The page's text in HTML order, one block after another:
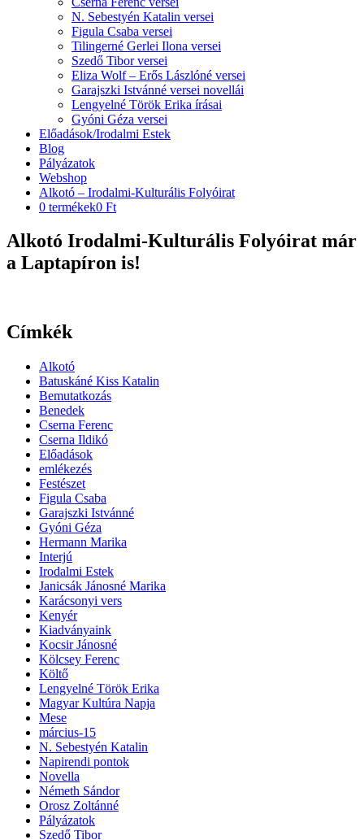
N. Sebestyén Katalin versei
Figula Csaba versei
Tilingerné Gerlei Ilona versei
Szedő Tibor versei
Eliza Wolf – Erős Lászlóné versei
Garajszki Istvánné versei novellái
Lengyelné Török Erika írásai
Gyóni Géza versei
Előadások/Irodalmi Estek
Blog
Pályázatok
Webshop
Alkotó – Irodalmi-Kulturális Folyóirat
0 termékek0 Ft
Alkotó Irodalmi-Kulturális Folyóirat már
a Laptapíron is!
Címkék
Alkotó
Batuskáné Kiss Katalin
Bemutatkozás
Benedek
Cserna Ferenc
Cserna Ildikó
Előadások
emlékezés
Festészet
Figula Csaba
Garajszki Istvánné
Gyóni Géza
Hermann Marika
Interjú
Irodalmi Estek
Janicsák Jánosné Marika
Karácsonyi vers
Kenyér
Kiadványaink
Kocsir Jánosné
Kölcsey Ferenc
Költő
Lengyelné Török Erika
Magyar Kultúra Napja
Mese
március-15
N. Sebestyén Katalin
Napirendi pontok
Novella
Németh Sándor
Orosz Zoltánné
Pályázatok
Szedő Tibor